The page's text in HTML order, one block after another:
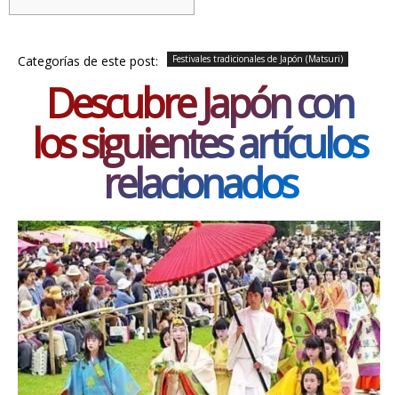
Categorías de este post: Festivales tradicionales de Japón (Matsuri)
Descubre Japón con
los siguientes artículos
relacionados